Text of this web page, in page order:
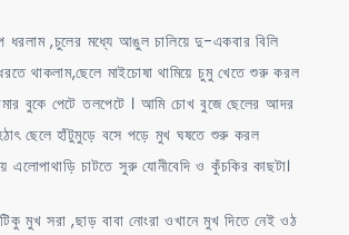
ধরলাম ,চুলের মধ্যে আঙুল চালিয়ে দু-একবার বিলি
থাকলাম,ছেলে মাইচোষা থামিয়ে চুমু খেতে শুরু করল
বুকে পেটে তলপেটে । আমি চোখ বুজে ছেলের আদর
ছেলে হাঁটুমুড়ে বসে পড়ে মুখ ঘষতে শুরু করল
এলোপাথাড়ি চাটতে সুরু যোনীবেদি ও কুঁচকির কাছটা।
মুখ সরা ,ছাড় বাবা নোংরা ওখানে মুখ দিতে নেই ওঠ